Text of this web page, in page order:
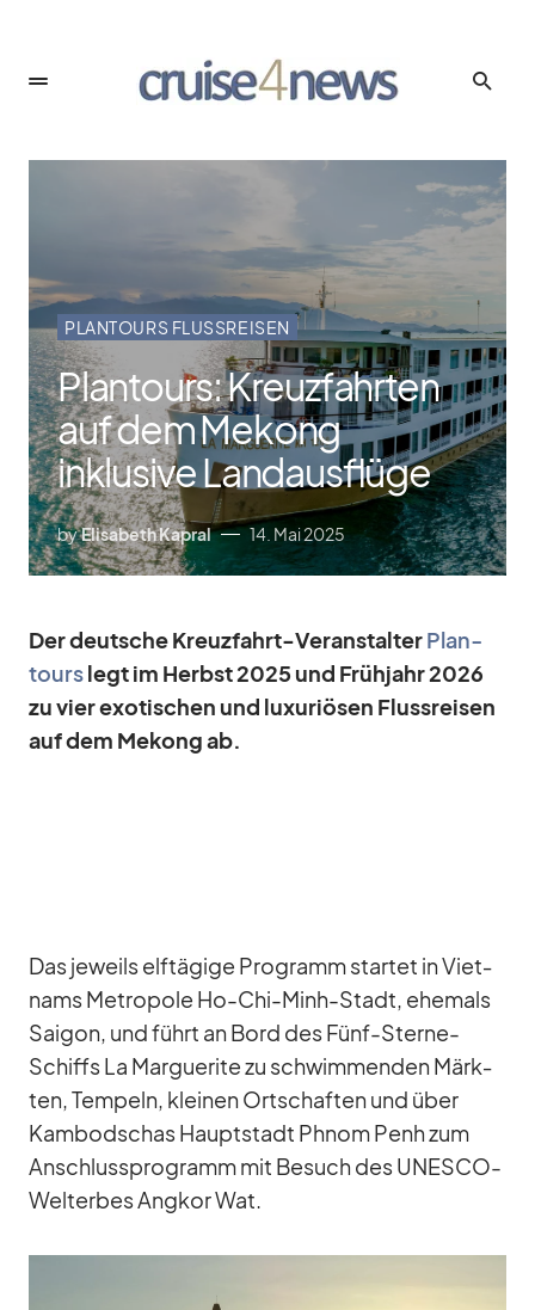
PLANTOURS FLUSSREISEN
Plantours: Kreuzfahrten
auf dem Mekong
inklusive Landausflüge
byElisabeth Kapral 14. Mai 2025
Der deut­sche Kreuz­fahrt-Ver­an­stal­terPlan­
tourslegt im Herbst 2025 und Früh­jahr 2026
zu vier exo­ti­schen und lu­xu­riö­sen Fluss­rei­sen
auf dem Me­kong ab.
Das je­weils elf­tä­gige Pro­gramm star­tet in Viet­
nams Me­tro­pole Ho-Chi-Minh-Stadt, ehe­mals
Sai­gon, und führt an Bord des Fünf-Sterne-
Schiffs La Mar­gue­rite zu schwim­men­den Märk­
ten, Tem­peln, klei­nen Ort­schaf­ten und über
Kam­bo­dschas Haupt­stadt Phnom Penh zum
An­schluss­pro­gramm mit Be­such des UNESCO-
Welt­erbes Ang­kor Wat.